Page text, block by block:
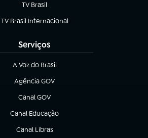
TV Brasil
(abre em nova aba)
TV Brasil Internacional
(abre em nova aba)
Serviços
A Voz do Brasil
(abre em nova aba)
Agência GOV
(abre em nova aba)
Canal GOV
(abre em nova aba)
Canal Educação
(abre em nova aba)
Canal Libras
(abre em nova aba)